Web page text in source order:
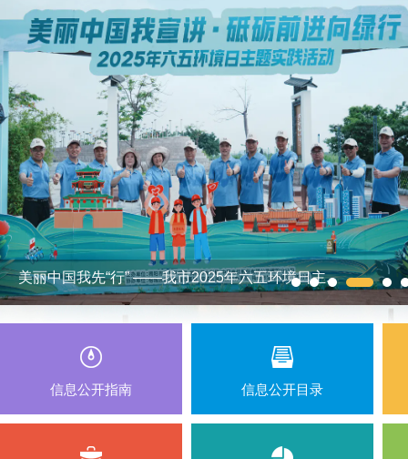
美丽中国我先“行” ——我市2025年六五环境日主..
信息公开指南 信息公开目录